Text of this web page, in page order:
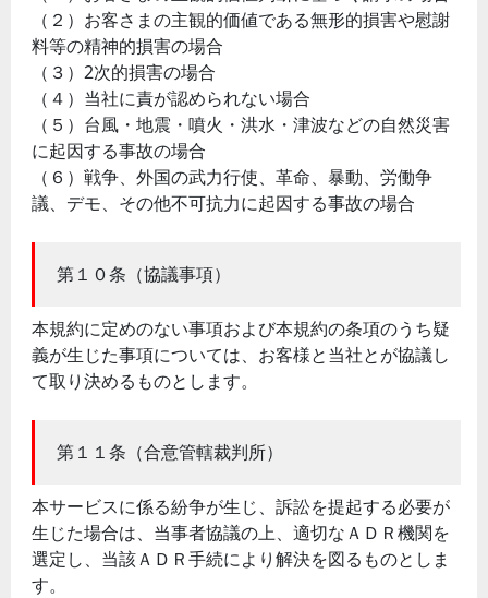
（２）お客さまの主観的価値である無形的損害や慰謝
料等の精神的損害の場合
（３）2次的損害の場合
（４）当社に責が認められない場合
（５）台風・地震・噴火・洪水・津波などの自然災害
に起因する事故の場合
（６）戦争、外国の武力行使、革命、暴動、労働争
議、デモ、その他不可抗力に起因する事故の場合
第１０条（協議事項）
本規約に定めのない事項および本規約の条項のうち疑
義が生じた事項については、お客様と当社とが協議し
て取り決めるものとします。
第１１条（合意管轄裁判所）
本サービスに係る紛争が生じ、訴訟を提起する必要が
生じた場合は、当事者協議の上、適切なＡＤＲ機関を
選定し、当該ＡＤＲ手続により解決を図るものとしま
す。